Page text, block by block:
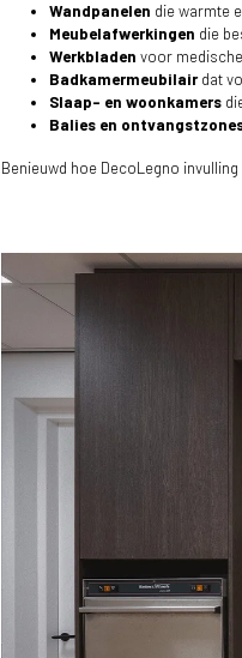
Wandpanelen die warmte
Meubelafwerkingen die
Werkbladen voor
Badkamermeubilairdat
Slaap- en woonkamers
Balies en
Benieuwd hoe DecoLegno